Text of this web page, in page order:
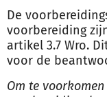
De
voorbereiding
artikel 3.7 Wro.
voor de
Om te